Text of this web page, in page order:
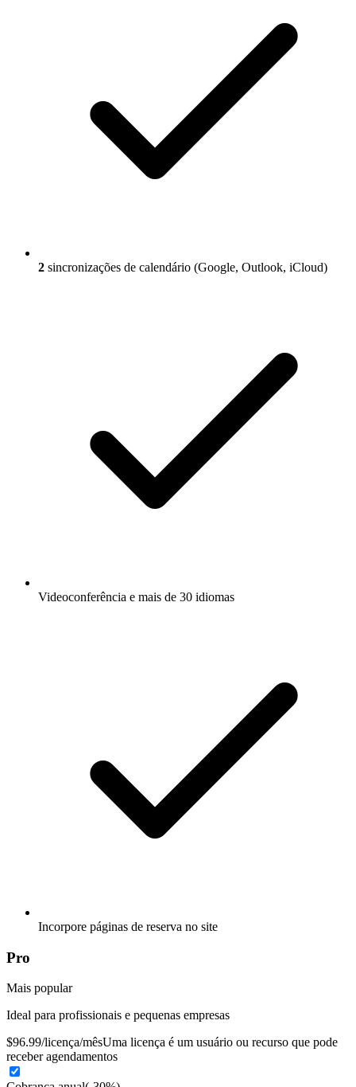
2 sincronizações de calendário (Google, Outlook, iCloud)
Videoconferência e mais de 30 idiomas
Incorpore páginas de reserva no site
Pro
Mais popular
Ideal para profissionais e pequenas empresas
$96.99/licença/mêsUma licença é um usuário ou recurso que pode
receber agendamentos